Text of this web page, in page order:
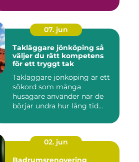
07. jun
Takläggare jönköping så
väljer du rätt kompetens
för ett tryggt tak
Takläggare jönköping är ett
sökord som många
husägare använder när de
börjar undra hur lång tid
02. jun
Badrumsrenovering